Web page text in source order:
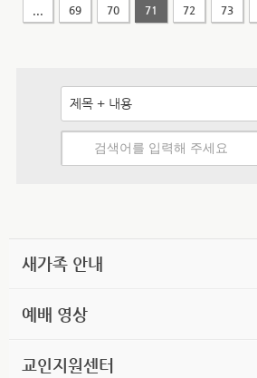
69 70 71 72 73
제목 + 내용
새가족 안내
예배 영상
교인지원센터